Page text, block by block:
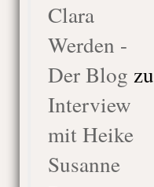
Clara
Werden -
Der Blog zu
Interview
mit Heike
Susanne